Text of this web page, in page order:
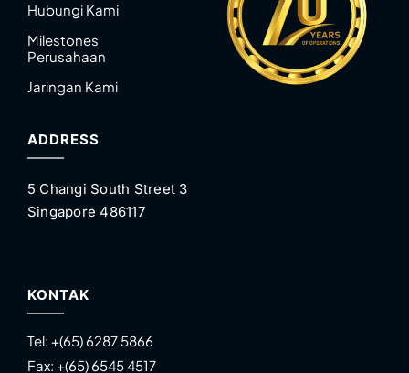
Hubungi Kami
Milestones
Perusahaan
Jaringan Kami
ADDRESS
5 Changi South Street 3
Singapore 486117
KONTAK
Tel: +(65) 6287 5866
Fax: +(65) 6545 4517